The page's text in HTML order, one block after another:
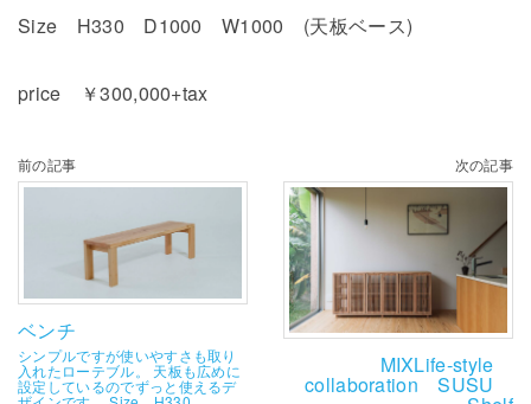
Size H330 D1000 W1000 (天板ベース)
price ￥300,000+tax
前の記事
ベンチ
シンプルですが使いやすさも取り
入れたローテブル。 天板も広めに
設定しているのでずっと使えるデ
次の記事
MIXLife-style
collaboration SUSU